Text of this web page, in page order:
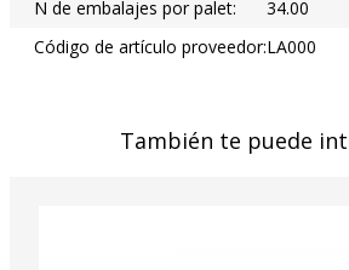
N de embalajes por palet:
34.00
Código de artículo proveedor:LA000
También te puede